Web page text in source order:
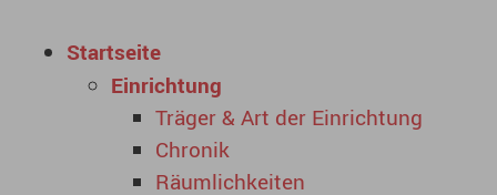
Startseite
Einrichtung
Träger & Art der Einrichtung
Chronik
Räumlichkeiten